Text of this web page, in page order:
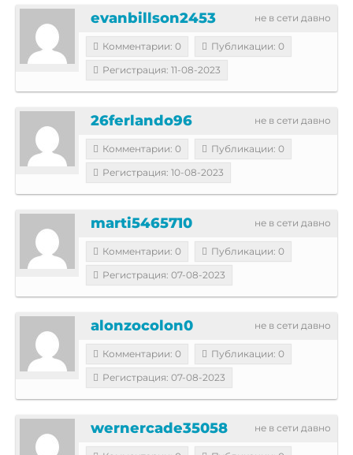
не в сети давно
evanbillson2453
Комментарии: 0
Публикации: 0
Регистрация: 11-08-2023
не в сети давно
26ferlando96
Комментарии: 0
Публикации: 0
Регистрация: 10-08-2023
не в сети давно
marti5465710
Комментарии: 0
Публикации: 0
Регистрация: 07-08-2023
не в сети давно
alonzocolon0
Комментарии: 0
Публикации: 0
Регистрация: 07-08-2023
не в сети давно
wernercade35058